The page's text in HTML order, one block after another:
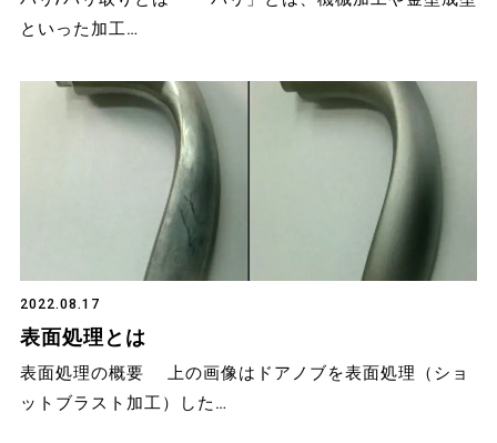
といった加工…
2022.08.17
表面処理とは
表面処理の概要 上の画像はドアノブを表面処理（ショ
ットブラスト加工）した…